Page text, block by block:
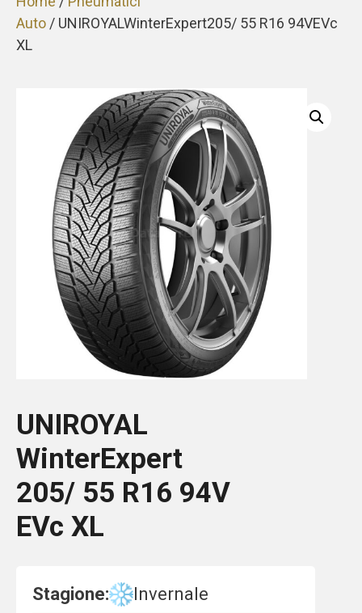
Auto / UNIROYALWinterExpert205/ 55 R16 94VEVc
XL
UNIROYAL
WinterExpert
205/ 55 R16 94V
EVc XL
Stagione: Invernale